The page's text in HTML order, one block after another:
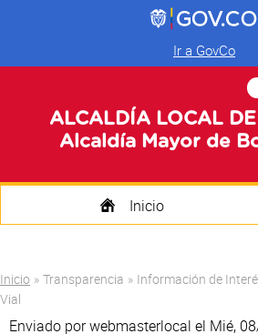
Ir a GovCo
ALCALDÍA LOCAL
Alcaldía Mayor de
Inicio
Transparencia
Mi Localidad
Usted está aquí
Inicio » Transparencia » Información de
Vial
Enviado porwebmasterlocal el Mié,